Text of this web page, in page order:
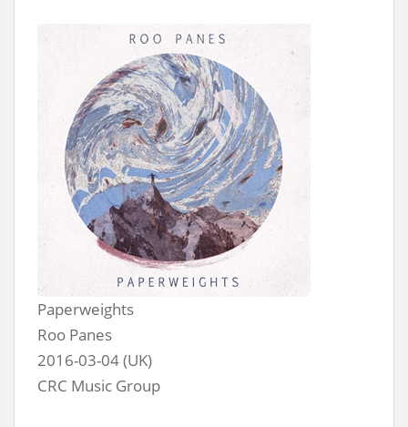
Paperweights
Roo Panes
2016-03-04 (UK)
CRC Music Group